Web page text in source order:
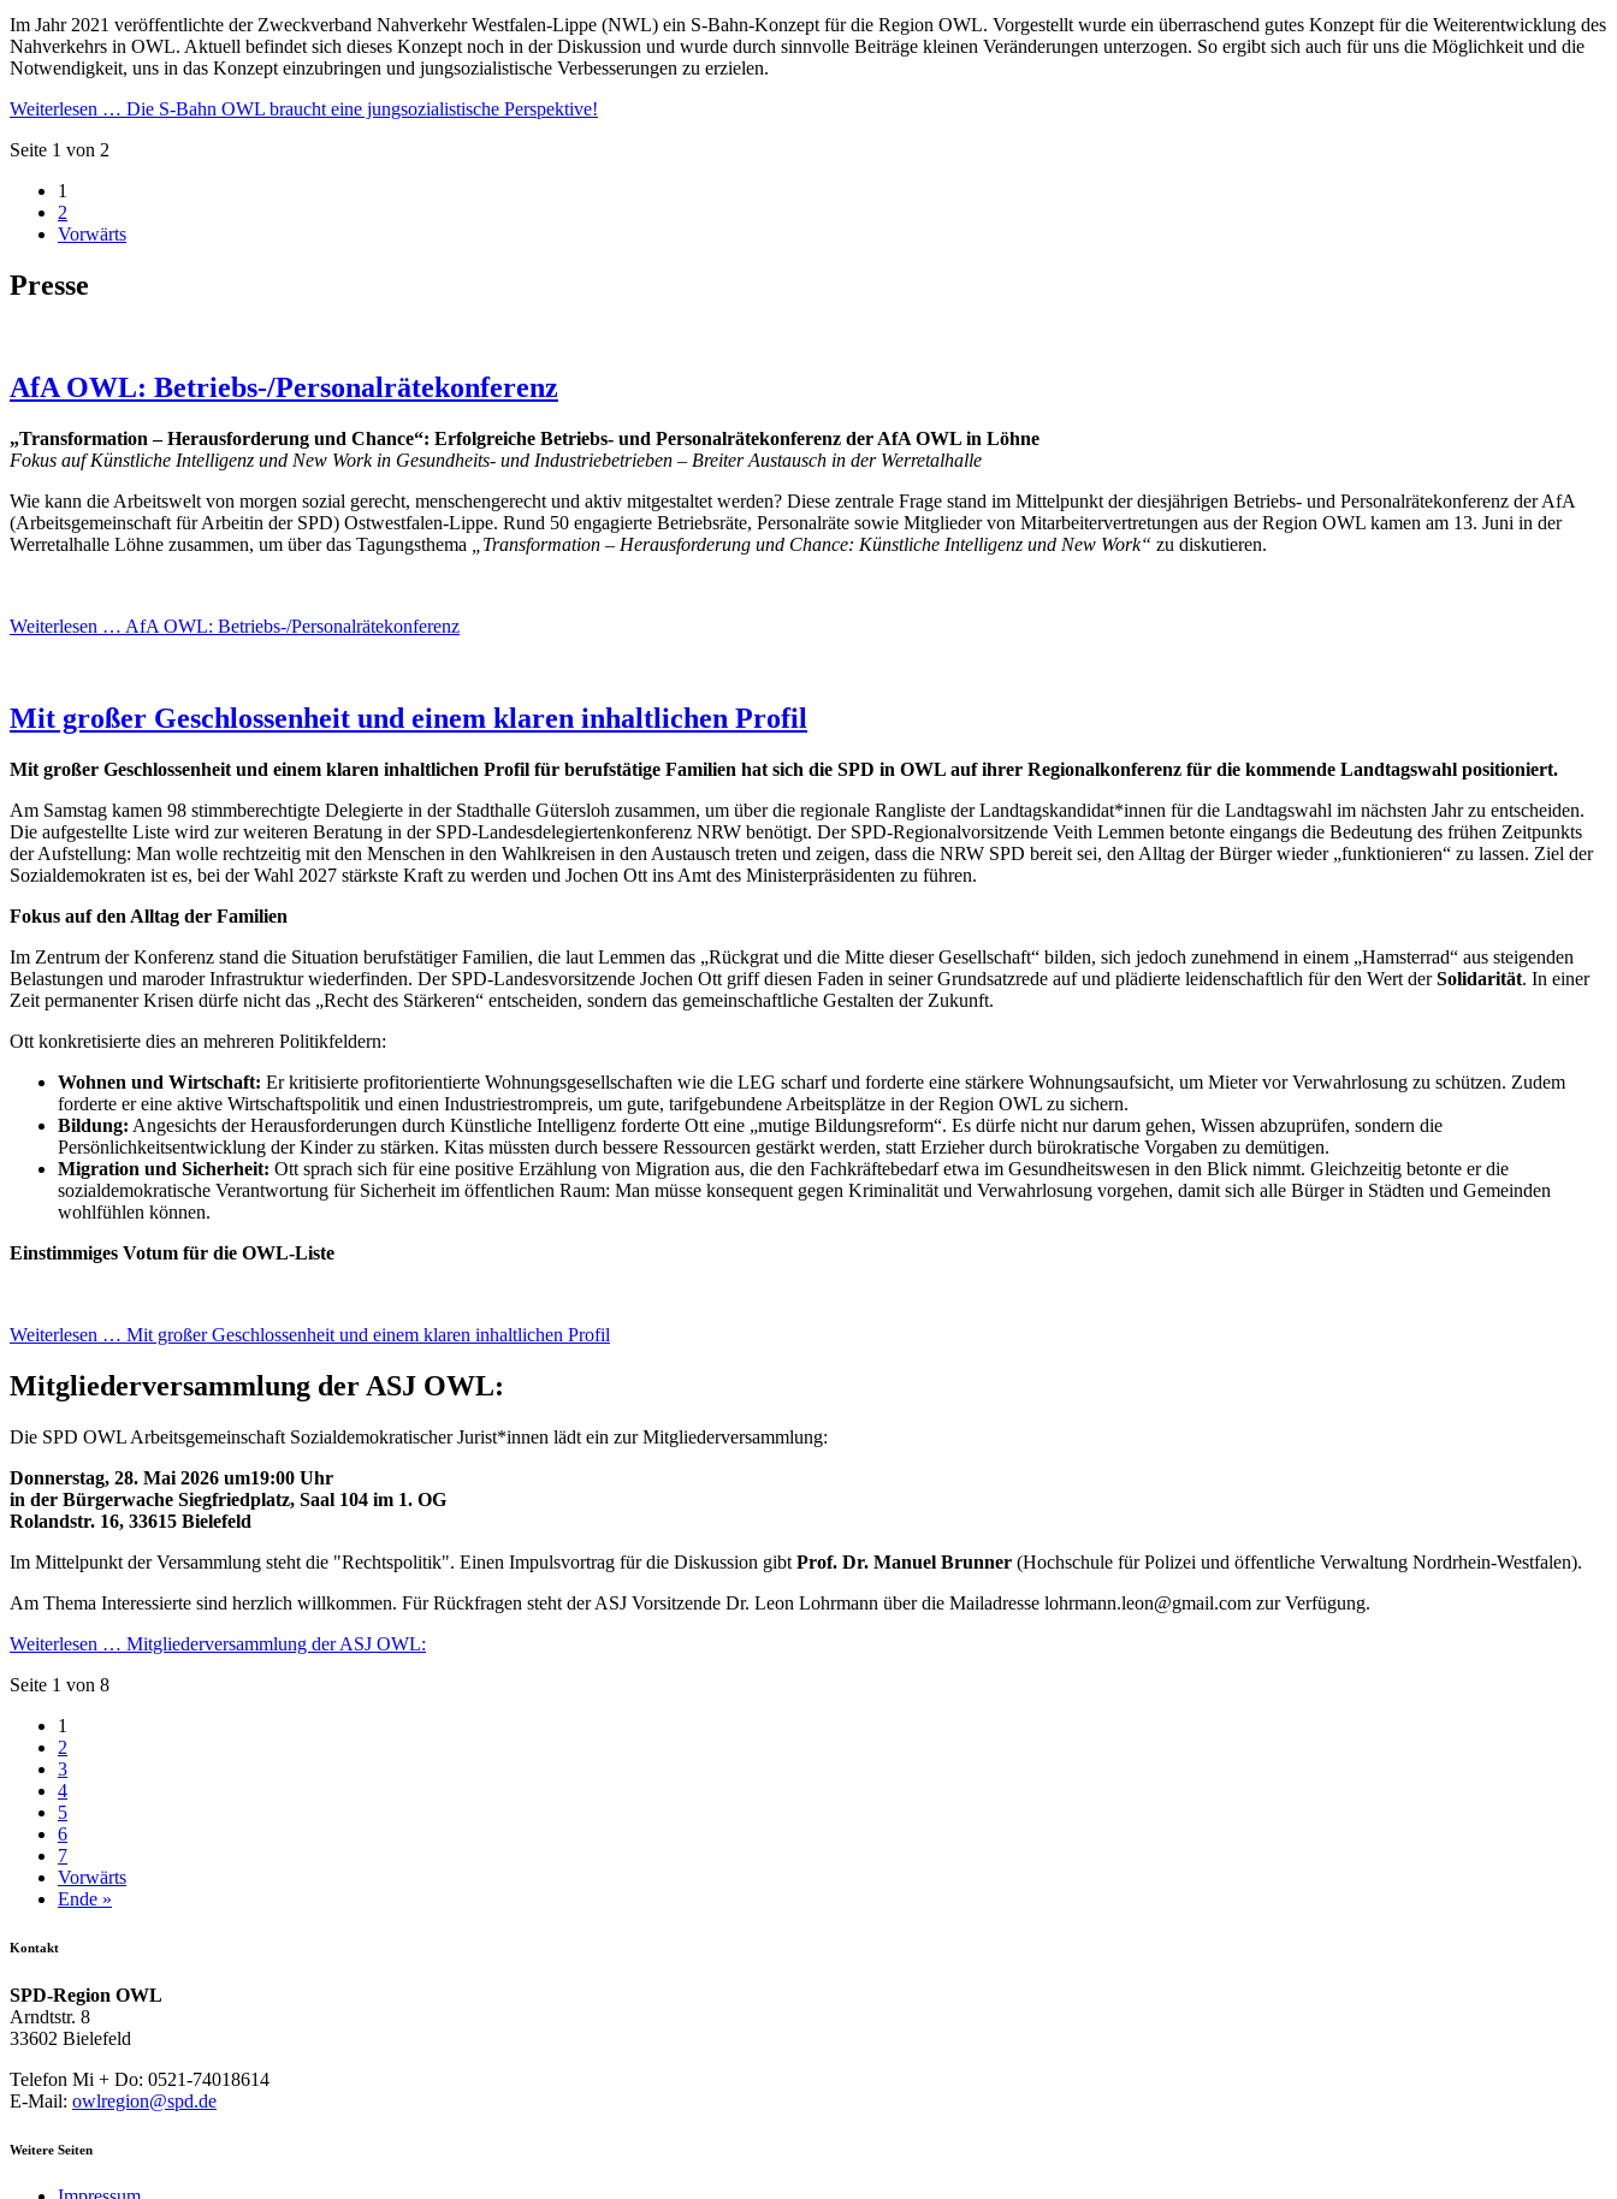
Im Jahr 2021 veröffentlichte der Zweckverband Nahverkehr Westfalen-Lippe (NWL) ein S-Bahn-Konzept für die Region OWL. Vorgestellt wurde ein überraschend gutes Konzept für die Weiterentwicklung des
Nahverkehrs in OWL. Aktuell befindet sich dieses Konzept noch in der Diskussion und wurde durch sinnvolle Beiträge kleinen Veränderungen unterzogen. So ergibt sich auch für uns die Möglichkeit und die
Notwendigkeit, uns in das Konzept einzubringen und jungsozialistische Verbesserungen zu erzielen.
Weiterlesen … Die S-Bahn OWL braucht eine jungsozialistische Perspektive!
Seite 1 von 2
1
2
Vorwärts
Presse
AfA OWL: Betriebs-/Personalrätekonferenz
„Transformation – Herausforderung und Chance“: Erfolgreiche Betriebs- und Personalrätekonferenz der AfA OWL in Löhne
Fokus auf Künstliche Intelligenz und New Work in Gesundheits- und Industriebetrieben – Breiter Austausch in der Werretalhalle
Wie kann die Arbeitswelt von morgen sozial gerecht, menschengerecht und aktiv mitgestaltet werden? Diese zentrale Frage stand im Mittelpunkt der diesjährigen Betriebs- und Personalrätekonferenz der AfA
(Arbeitsgemeinschaft für Arbeitin der SPD) Ostwestfalen-Lippe. Rund 50 engagierte Betriebsräte, Personalräte sowie Mitglieder von Mitarbeitervertretungen aus der Region OWL kamen am 13. Juni in der
Werretalhalle Löhne zusammen, um über das Tagungsthema
„Transformation – Herausforderung und Chance: Künstliche Intelligenz und New Work“ zu diskutieren.
Weiterlesen … AfA OWL: Betriebs-/Personalrätekonferenz
Mit großer Geschlossenheit und einem klaren inhaltlichen Profil
Mit großer Geschlossenheit und einem klaren inhaltlichen Profil für berufstätige Familien hat sich die SPD in OWL auf ihrer Regionalkonferenz für die kommende Landtagswahl positioniert.
Am Samstag kamen 98 stimmberechtigte Delegierte in der Stadthalle Gütersloh zusammen, um über die regionale Rangliste der Landtagskandidat*innen für die Landtagswahl im nächsten Jahr zu entscheiden.
Die aufgestellte Liste wird zur weiteren Beratung in der SPD-Landesdelegiertenkonferenz NRW benötigt. Der SPD-Regionalvorsitzende Veith Lemmen betonte eingangs die Bedeutung des frühen Zeitpunkts
der Aufstellung: Man wolle rechtzeitig mit den Menschen in den Wahlkreisen in den Austausch treten und zeigen, dass die NRW SPD bereit sei, den Alltag der Bürger wieder „funktionieren“ zu lassen. Ziel der
Sozialdemokraten ist es, bei der Wahl 2027 stärkste Kraft zu werden und Jochen Ott ins Amt des Ministerpräsidenten zu führen.
Fokus auf den Alltag der Familien
Im Zentrum der Konferenz stand die Situation berufstätiger Familien, die laut Lemmen das „Rückgrat und die Mitte dieser Gesellschaft“ bilden, sich jedoch zunehmend in einem „Hamsterrad“ aus steigenden
Belastungen und maroder Infrastruktur wiederfinden. Der SPD-Landesvorsitzende Jochen Ott griff diesen Faden in seiner Grundsatzrede auf und plädierte leidenschaftlich für den Wert derSolidarität. In einer
Zeit permanenter Krisen dürfe nicht das „Recht des Stärkeren“ entscheiden, sondern das gemeinschaftliche Gestalten der Zukunft.
Ott konkretisierte dies an mehreren Politikfeldern:
Wohnen und Wirtschaft: Er kritisierte profitorientierte Wohnungsgesellschaften wie die LEG scharf und forderte eine stärkere Wohnungsaufsicht, um Mieter vor Verwahrlosung zu schützen. Zudem
forderte er eine aktive Wirtschaftspolitik und einen Industriestrompreis, um gute, tarifgebundene Arbeitsplätze in der Region OWL zu sichern.
Bildung: Angesichts der Herausforderungen durch Künstliche Intelligenz forderte Ott eine „mutige Bildungsreform“. Es dürfe nicht nur darum gehen, Wissen abzuprüfen, sondern die
Persönlichkeitsentwicklung der Kinder zu stärken. Kitas müssten durch bessere Ressourcen gestärkt werden, statt Erzieher durch bürokratische Vorgaben zu demütigen.
Migration und Sicherheit: Ott sprach sich für eine positive Erzählung von Migration aus, die den Fachkräftebedarf etwa im Gesundheitswesen in den Blick nimmt. Gleichzeitig betonte er die
sozialdemokratische Verantwortung für Sicherheit im öffentlichen Raum: Man müsse konsequent gegen Kriminalität und Verwahrlosung vorgehen, damit sich alle Bürger in Städten und Gemeinden
wohlfühlen können.
Einstimmiges Votum für die OWL-Liste
Weiterlesen … Mit großer Geschlossenheit und einem klaren inhaltlichen Profil
Mitgliederversammlung der ASJ OWL:
Die SPD OWL Arbeitsgemeinschaft Sozialdemokratischer Jurist*innen lädt ein zur Mitgliederversammlung:
Donnerstag, 28. Mai 2026 um19:00 Uhr
in der Bürgerwache Siegfriedplatz, Saal 104 im 1. OG
Rolandstr. 16, 33615 Bielefeld
Im Mittelpunkt der Versammlung steht die "Rechtspolitik". Einen Impulsvortrag für die Diskussion gibt Prof. Dr. Manuel Brunner (Hochschule für Polizei und öffentliche Verwaltung Nordrhein-Westfalen).
Am Thema Interessierte sind herzlich willkommen. Für Rückfragen steht der ASJ Vorsitzende Dr. Leon Lohrmann über die Mailadresse lohrmann.leon@gmail.com zur Verfügung.
Weiterlesen … Mitgliederversammlung der ASJ OWL:
Seite 1 von 8
1
2
3
4
5
6
7
Vorwärts
Ende »
Kontakt
SPD-Region OWL
Arndtstr. 8
33602 Bielefeld
Telefon Mi + Do: 0521-74018614
E-Mail: owlregion@spd.de
Weitere Seiten